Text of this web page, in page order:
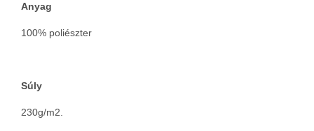
Anyag
100% poliészter
Súly
230g/m2.